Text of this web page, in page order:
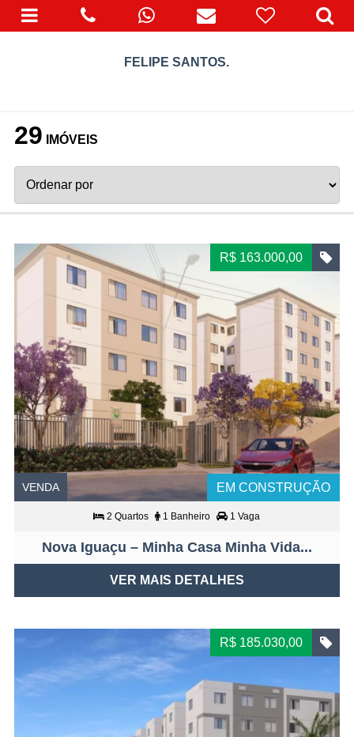
FELIPE SANTOS.
29 IMÓVEIS
EM CONSTRUÇÃO
R$ 163.000,00
VENDA
2 Quartos 1 Banheiro 1 Vaga
Nova Iguaçu – Minha Casa Minha Vida...
VER MAIS DETALHES
R$ 185.030,00